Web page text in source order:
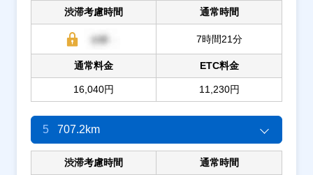
渋滞考慮時間 通常時間
7時間21分
通常料金
16,040円
ETC料金
11,230円
5 707.2km
渋滞考慮時間 通常時間